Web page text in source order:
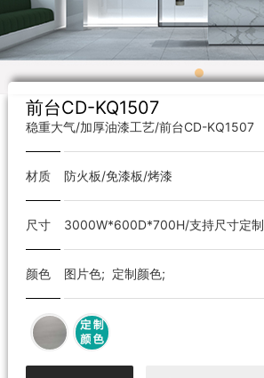
前台CD-KQ1507
稳重大气/加厚油漆工艺/前台CD-KQ1507
材质 防火板/免漆板/烤漆
尺寸 3000W*600D*700H/支持尺寸定制
颜色 图片色; 定制颜色;